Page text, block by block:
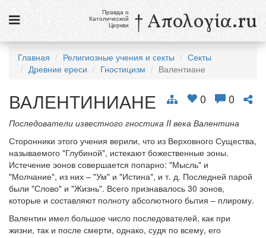
Новости
Католики в России
Галерея
Викторины
Ссылки
Религиозные учения и секты, справочник
9 августа
Св. Тереза Бенедикта Креста, дева и мученица
Правда о
Католической
Церкви † Απολογία.ru
Главная Религиозные учения и секты
Секты
Древние ереси
Гностицизм Валентиане
0 0
ВАЛЕНТИНИАНЕ
Последователи известного гностика II века Валентина
Сторонники этого учения верили, что из Верховного Существа,
называемого "Глубиной", истекают божественные эоны.
Истечение эонов совершается попарно: "Мысль" и
"Молчание", из них – "Ум" и "Истина", и т. д. Последней парой
были "Слово" и "Жизнь". Всего признавалось 30 эонов,
которые и составляют полноту абсолютного бытия – плирому.
Валентин имел большое число последователей, как при
жизни, так и после смерти, однако, судя по всему, его